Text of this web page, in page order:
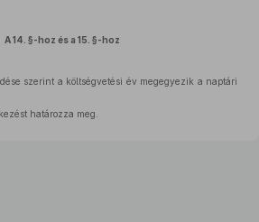
A 14. §-hoz és a 15. §-hoz
szerint a költségvetési év megegyezik a naptári
határozza meg.